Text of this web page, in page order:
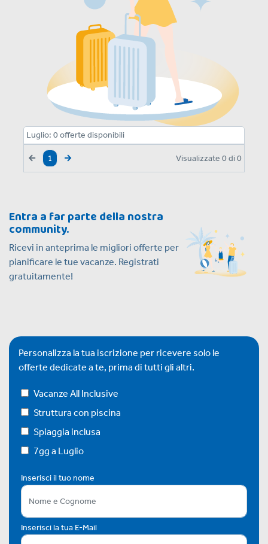
Luglio: 0offerte disponibili
1 Visualizzate 0 di0
Entra a far parte della nostra
community.
Ricevi in anteprima le migliori offerte per
pianificare le tue vacanze. Registrati
gratuitamente!
Personalizza la tua iscrizione per ricevere solo le
offerte dedicate a te, prima di tutti gli altri.
Vacanze All Inclusive
Struttura con piscina
Spiaggia inclusa
7gg a Luglio
Inserisci il tuo nome
Inserisci la tua E-Mail